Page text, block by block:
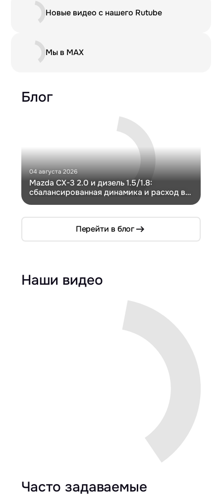
Новые видео с нашего Rutube
Мы в MAX
Блог
04 августа 2026
Mazda CX-3 2.0 и дизель 1.5/1.8:
сбалансированная динамика и расход в
Перейти в блог
Наши видео
Часто задаваемые